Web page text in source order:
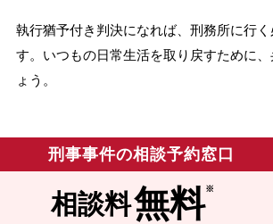
刑事事件について知りたい方
執行猶予付き判決になれば、刑務所に行
す。いつもの日常生活を取り戻すために
ょう。
刑事事件の相談予約窓口
相談料無料